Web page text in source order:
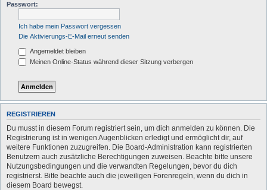
Passwort:
Ich habe mein Passwort vergessen
Die Aktivierungs-E-Mail erneut senden
Angemeldet bleiben
Meinen Online-Status während dieser Sitzung verbergen
REGISTRIEREN
Du musst in diesem Forum registriert sein, um dich anmelden zu können. Die
Registrierung ist in wenigen Augenblicken erledigt und ermöglicht dir, auf
weitere Funktionen zuzugreifen. Die Board-Administration kann registrierten
Benutzern auch zusätzliche Berechtigungen zuweisen. Beachte bitte unsere
Nutzungsbedingungen und die verwandten Regelungen, bevor du dich
registrierst. Bitte beachte auch die jeweiligen Forenregeln, wenn du dich in
diesem Board bewegst.